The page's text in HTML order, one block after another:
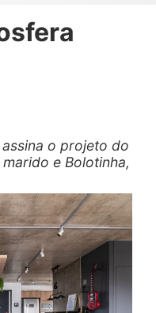
assina o projeto do
e Bolotinha,